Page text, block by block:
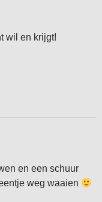
wil en krijgt!
en een schuur
weg waaien